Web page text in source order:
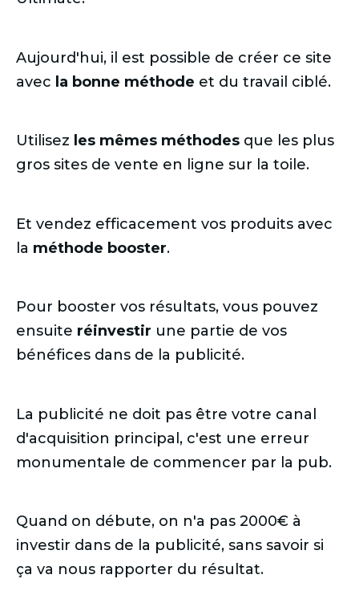
Aujourd'hui, il est possible de créer ce site
avec la bonne méthode et du travail ciblé.
Utilisez les mêmes méthodes que les plus
gros sites de vente en ligne sur la toile.
Et vendez efficacement vos produits avec
la méthode booster.
Pour booster vos résultats, vous pouvez
ensuite réinvestir une partie de vos
bénéfices dans de la publicité.
La publicité ne doit pas être votre canal
d'acquisition principal, c'est une erreur
monumentale de commencer par la pub.
Quand on débute, on n'a pas 2000€ à
investir dans de la publicité, sans savoir si
ça va nous rapporter du résultat.